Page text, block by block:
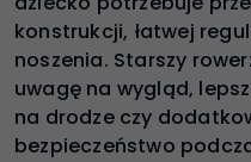
konstrukcji, łatwej
noszenia. Starszy
uwagę na wygląd,
na drodze czy
bezpieczeństwo